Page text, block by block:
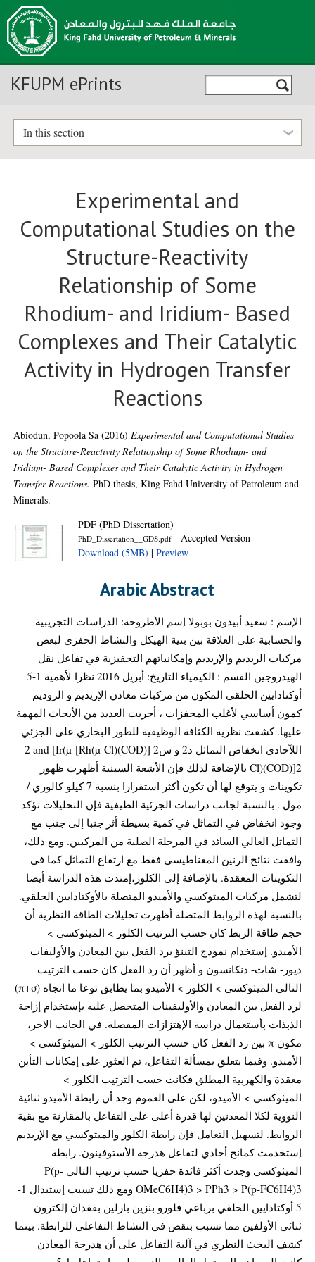
KFUPM ePrints
In this section
Experimental and
Computational Studies on the
Structure-Reactivity
Relationship of Some
Rhodium- and Iridium- Based
Complexes and Their Catalytic
Activity in Hydrogen Transfer
Reactions
Abiodun, Popoola Sa (2016)Experimental and Computational Studies
on the Structure-Reactivity Relationship of Some Rhodium- and
Iridium- Based Complexes and Their Catalytic Activity in Hydrogen
Transfer Reactions. PhD thesis, King Fahd University of Petroleum and
Minerals.
PDF (PhD Dissertation)
PhD_Dissertation__GDS.pdf - Accepted Version
Download (5MB) |Preview
Arabic Abstract
الإسم : سعيد أبيدون بوبولا إسم الأطروحة: الدراسات التجريبية
والحسابية على العلاقة بين بنية الهيكل والنشاط الحفزي لبعض
مركبات الريديم والإريديم وإمكانياتهم التحفيزية في تفاعل نقل
الهيدروجين القسم : الكيمياء التاريخ: أبريل 2016 نظرا لأهمية 1-5
أوكتادايين الحلقي المكون من مركبات معادن الإريديم و الروديم
كمون أساسي لأغلب المحفزات ، أجريت العديد من الأبحاث المهمة
عليها. كشفت نظرية الكثافة الوظيفية للطور البخاري على الجزئي
اللآحادي انخفاض التماثل د2 و س2 [Rh(µ-Cl)(COD)]2 and [Ir(µ-
Cl)(COD)]2 بالإضافة لذلك فإن الأشعة السينية أظهرت ظهور
تكوينات و يتوقع لها أن تكون أكثر استقرارا بنسبة 7 كيلو كالوري /
مول . بالنسبة لجانب دراسات الجزئية الطيفية فإن التحليلات تؤكد
وجود انخفاض في التماثل في كمية بسيطة أثر جنبا إلى جنب مع
التماثل العالي السائد في المرحلة الصلبة من المركبين. ومع ذلك،
وافقت نتائج الرنين المغناطيسي فقط مع ارتفاع التماثل كما في
التكوينات المعقدة. بالإضافة إلى الكلور،إمتدت هذه الدراسة أيضا
لتشمل مركبات الميثوكسي والأميدو المتصلة بالأوكتادايين الحلقي.
بالنسبة لهذه الروابط المتصلة أظهرت تحليلات الطاقة النظرية أن
حجم طاقة الربط كان حسب الترتيب الكلور > الميثوكسي >
الأميدو. إستخدام نموذج التبنؤ برد الفعل بين المعادن والأوليفات
ديور- شات- دنكانسون و أظهر أن رد الفعل كان حسب الترتيب
التالي الميثوكسي > الكلور > الأميدو بما يطابق نوعا ما اتجاه (π+σ)
لرد الفعل بين المعادن والأوليفينات المتحصل عليه بإستخدام إزاحة
الذبذات بأستعمال دراسة الإهتزازات المفصلة. في الجانب الاخر،
مكون π بين رد الفعل كان حسب الترتيب الكلور > الميثوكسي >
الأميدو. وفيما يتعلق بمسألة التفاعل، تم العثور على إمكانات التأين
معقدة والكهربية المطلق فكانت حسب الترتيب الكلور >
الميثوكسي > الأميدو، لكن على العموم وجد أن رابطة الأميدو ثنائية
النووية لكلا المعدنين لها قدرة أعلى على التفاعل بالمقارنة مع بقية
الروابط. لتسهيل التعامل فإن رابطة الكلور والميثوكسي مع الإريديم
إستخدمت كمانح أحادي لتفاعل هدرجة الأستوفينون. رابطة
الميثوكسي وجدت أكثر فائدة حفزيا حسب ترتيب التالي P(p-
OMeC6H4)3 > PPh3 > P(p-FC6H4)3 ومع ذلك تسبب إستبدال 1-
5 أوكتادايين الحلقي برباعي فلورو بنزين بارلين بفقدان إلكترون
ثنائي الأولفين مما تسبب بنقص في النشاط التفاعلي للرابطة. بينما
كشف البحث النظري في آلية التفاعل على أن هدرجة المعادن